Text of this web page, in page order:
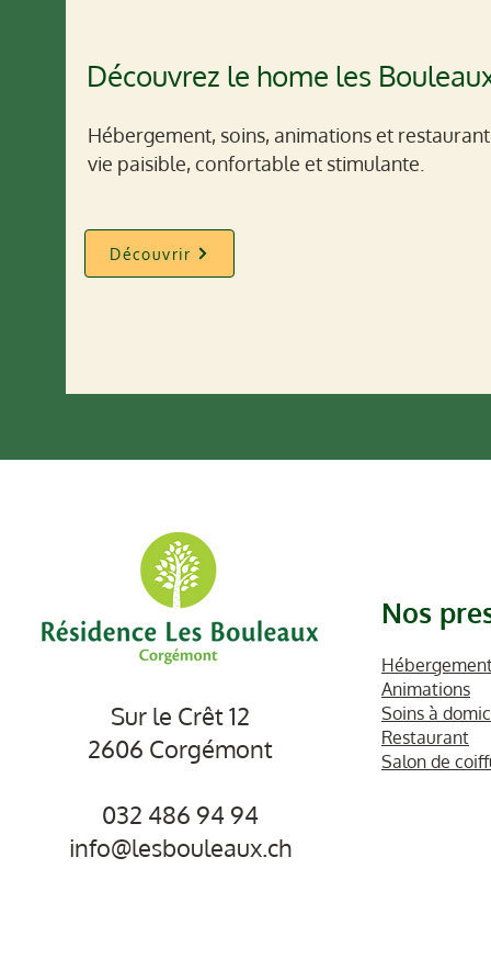
Découvrez le home les
Hébergement, soins, animations et
vie paisible, confortable et stimulante.
Découvrir
Sur le Crêt 12
2606 Corgémont
032 486 94 94
info@lesbouleaux.ch
Nos
Animations
Soins à
Restaurant
Salon de